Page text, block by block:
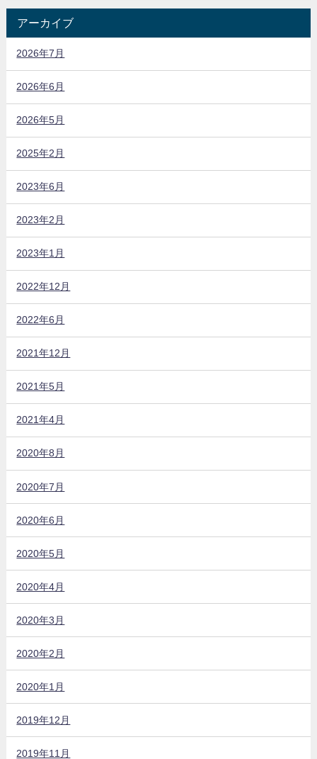
アーカイブ
2026年7月
2026年6月
2026年5月
2025年2月
2023年6月
2023年2月
2023年1月
2022年12月
2022年6月
2021年12月
2021年5月
2021年4月
2020年8月
2020年7月
2020年6月
2020年5月
2020年4月
2020年3月
2020年2月
2020年1月
2019年12月
2019年11月